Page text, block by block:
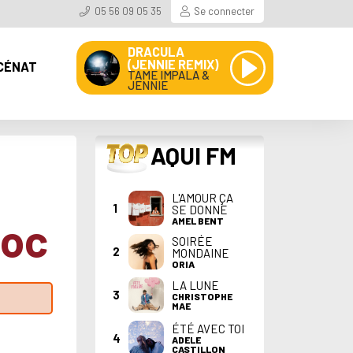
05 56 09 05 35 Se connecter
DRACULA
(JENNIE REMIX)
TAME IMPALA &
JENNIE
TOP AQUI FM
1
L'AMOUR ÇA
SE DONNE
AMEL BENT
2
SOIRÉE
MONDAINE
ORIA
3
LA LUNE
CHRISTOPHE
MAE
4
ÉTÉ AVEC TOI
ADELE
CASTILLON